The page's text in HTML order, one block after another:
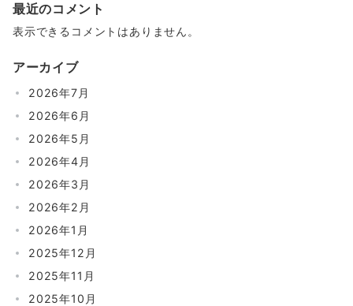
最近のコメント
表示できるコメントはありません。
アーカイブ
2026年7月
2026年6月
2026年5月
2026年4月
2026年3月
2026年2月
2026年1月
2025年12月
2025年11月
2025年10月